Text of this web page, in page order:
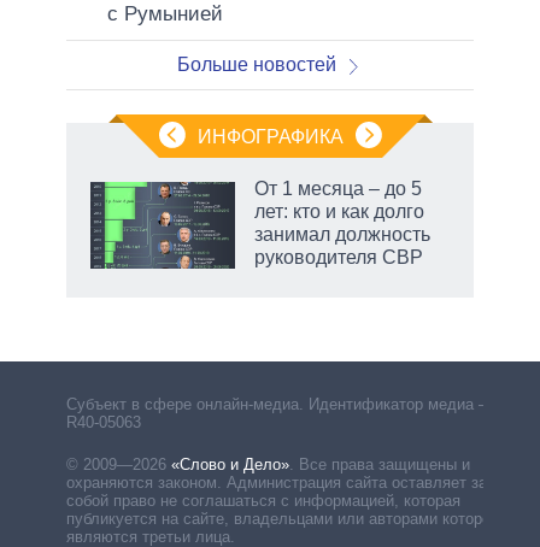
с Румынией
Больше новостей
ИНФОГРАФИКА
От 1 месяца – до 5
лет: кто и как долго
занимал должность
руководителя СВР
Субъект в сфере онлайн-медиа. Идентификатор медиа –
R40-05063
© 2009—2026 «Слово и Дело» Все права защищены и
охраняются законом. Администрация сайта оставляет за
собой право не соглашаться с информацией, которая
публикуется на сайте, владельцами или авторами которой
являются третьи лица.